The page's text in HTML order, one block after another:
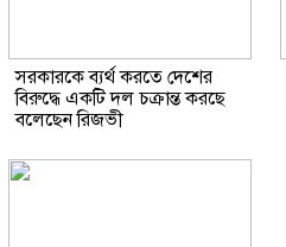
সরকারকে ব্যর্থ করতে দেশের
বিরুদ্ধে একটি দল চক্রান্ত করছে
বলেছেন রিজভী